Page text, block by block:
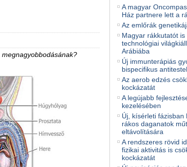
A magyar
Ház partnere lett a
Az emlőrák
Magyar rákkutatót
technológiai
Arábiába
Új immunterápiás
bispecifikus
Az aerob edzés
kockázatát
A legújabb
kezelésében
Új, kísérleti fázisban
rákos daganatok
eltávolítására
A rendszeres rövid
fizikai aktivitás is
kockázatát